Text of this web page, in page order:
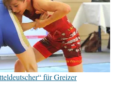
für Greizer